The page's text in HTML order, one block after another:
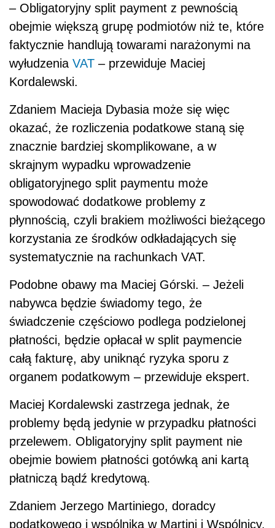
– Obligatoryjny split payment z pewnością
obejmie większą grupę podmiotów niż te, które
faktycznie handlują towarami narażonymi na
wyłudzenia VAT – przewiduje Maciej
Kordalewski.
Zdaniem Macieja Dybasia może się więc
okazać, że rozliczenia podatkowe staną się
znacznie bardziej skomplikowane, a w
skrajnym wypadku wprowadzenie
obligatoryjnego split paymentu może
spowodować dodatkowe problemy z
płynnością, czyli brakiem możliwości bieżącego
korzystania ze środków odkładających się
systematycznie na rachunkach VAT.
Podobne obawy ma Maciej Górski. – Jeżeli
nabywca będzie świadomy tego, że
świadczenie częściowo podlega podzielonej
płatności, będzie opłacał w split paymencie
całą fakturę, aby uniknąć ryzyka sporu z
organem podatkowym – przewiduje ekspert.
Maciej Kordalewski zastrzega jednak, że
problemy będą jedynie w przypadku płatności
przelewem. Obligatoryjny split payment nie
obejmie bowiem płatności gotówką ani kartą
płatniczą bądź kredytową.
Zdaniem Jerzego Martiniego, doradcy
podatkowego i wspólnika wMartini i Wspólnicy,